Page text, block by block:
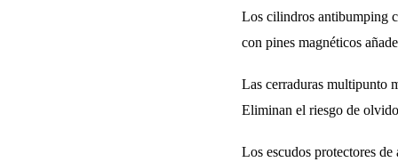
Los cilindros antibumping
con pines magnéticos
Las cerraduras multipunto
Eliminan el riesgo de
Los escudos protectores